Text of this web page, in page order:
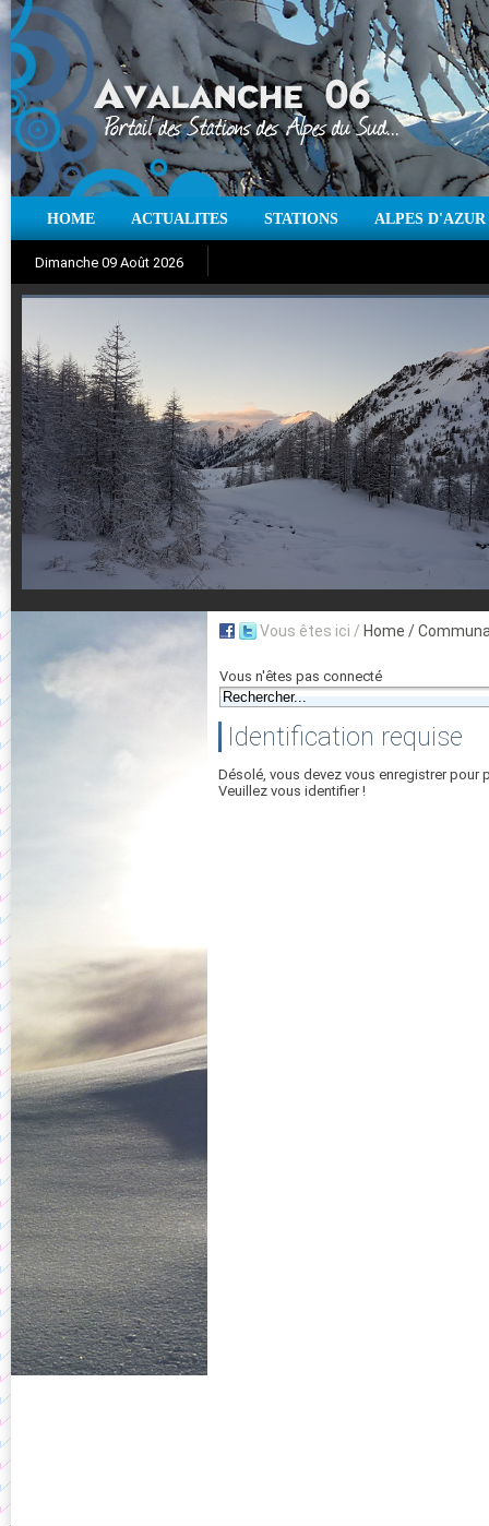
HOME ACTUALITES STATIONS ALPES D'AZUR
Dimanche 09 Août 2026
Aujourd'hui : T° Min :°CT° Max :°C |
Suivez en direct l'actualité des stations
Vous êtes ici / Home /
Vous n'êtes pas connecté
Identification requise
Désolé, vous devez vous enregistrer pour
Veuillez vous identifier !